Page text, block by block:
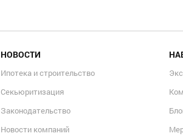
НОВОСТИ
Ипотека и строительство
Секьюритизация
Законодательство
Новости компаний